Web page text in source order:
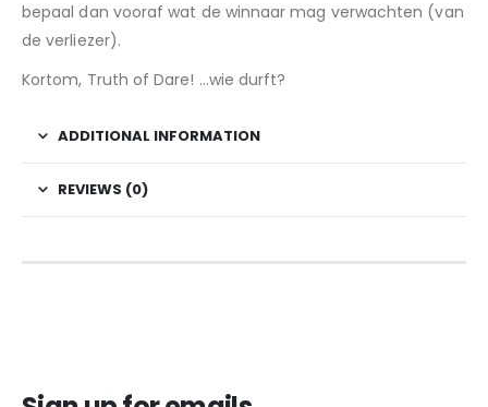
bepaal dan vooraf wat de winnaar mag verwachten (van
de verliezer).
Kortom, Truth of Dare! …wie durft?
ADDITIONAL INFORMATION
REVIEWS (0)